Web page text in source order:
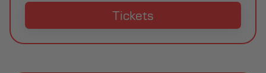
Tickets